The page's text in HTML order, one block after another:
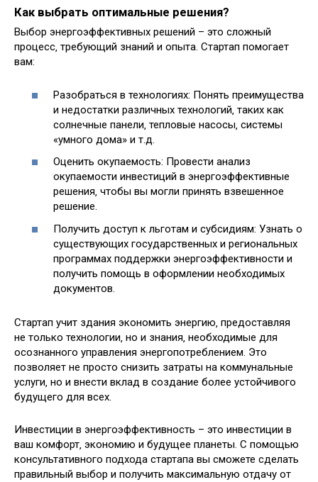
Как выбрать оптимальные решения?
Выбор энергоэффективных решений – это сложный
процесс‚ требующий знаний и опыта. Стартап помогает
вам:
Разобраться в технологиях: Понять преимущества
и недостатки различных технологий‚ таких как
солнечные панели‚ тепловые насосы‚ системы
«умного дома» и т.д.
Оценить окупаемость: Провести анализ
окупаемости инвестиций в энергоэффективные
решения‚ чтобы вы могли принять взвешенное
решение.
Получить доступ к льготам и субсидиям: Узнать о
существующих государственных и региональных
программах поддержки энергоэффективности и
получить помощь в оформлении необходимых
документов.
Стартап учит здания экономить энергию‚ предоставляя
не только технологии‚ но и знания‚ необходимые для
осознанного управления энергопотреблением. Это
позволяет не просто снизить затраты на коммунальные
услуги‚ но и внести вклад в создание более устойчивого
будущего для всех.
Инвестиции в энергоэффективность – это инвестиции в
ваш комфорт‚ экономию и будущее планеты. С помощью
консультативного подхода стартапа вы сможете сделать
правильный выбор и получить максимальную отдачу от